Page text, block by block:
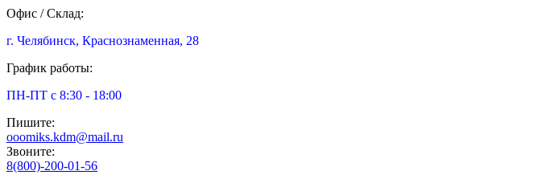
Офис / Склад:
г. Челябинск, Краснознаменная, 28
График работы:
ПН-ПТ с 8:30 - 18:00
Пишите:
ooomiks.kdm@mail.ru
Звоните:
8(800)-200-01-56